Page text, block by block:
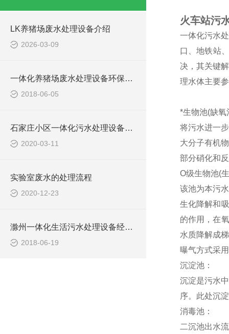
LK养猪场废水处理设备介绍
2026-03-09
一体化养猪场废水处理设备环保局新要求
2018-06-05
石家庄小区一体化污水处理设备技术参数
2020-03-11
实验室废水的处理流程
2020-12-23
滁州一体化生活污水处理设备经销商
2018-06-19
火车站污
一体化污水
口、地铁站
决，其关键
理水体主要
*生物池(缺氧
将污水进一
大分子有机
部分硝化和
O级生物池(
该池为本污
生化降解和
的作用，在
水质降解成
曝气方式采
沉淀池：
沉淀是污水
序。此处沉
消毒池：
二沉池出水